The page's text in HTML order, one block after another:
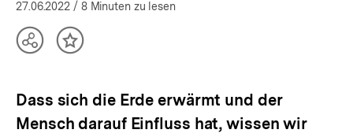
öffnen
27.06.2022 / 8 Minuten zu lesen
TeilenInhalt
Dass sich die Erde erwärmt und der
Mensch darauf Einfluss hat, wissen wir